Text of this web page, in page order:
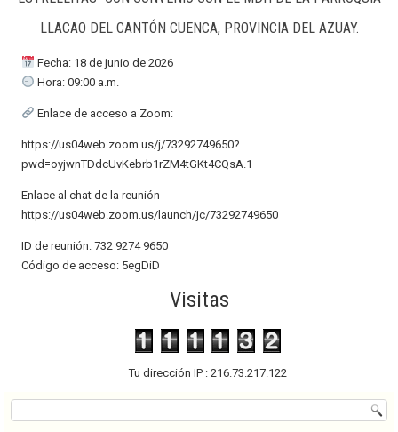
LLACAO DEL CANTÓN CUENCA, PROVINCIA DEL AZUAY.
Fecha: 18 de junio de 2026
Hora: 09:00 a.m.
Enlace de acceso a Zoom:
https://us04web.zoom.us/j/73292749650?
pwd=oyjwnTDdcUvKebrb1rZM4tGKt4CQsA.1
Enlace al chat de la reunión
https://us04web.zoom.us/launch/jc/73292749650
ID de reunión: 732 9274 9650
Código de acceso: 5egDiD
Visitas
Tu dirección IP : 216.73.217.122